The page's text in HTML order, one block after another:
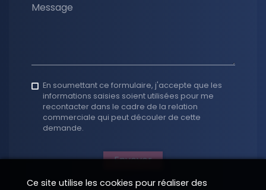
Message
En soumettant ce formulaire, j'accepte que les
informations saisies soient utilisées pour me
recontacter dans le cadre de la relation
commerciale qui peut découler de cette
demande.
Envoyer
Ce site utilise les cookies pour réaliser des